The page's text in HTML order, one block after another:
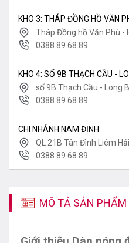
KHO 3: THÁP ĐỒNG HỒ VĂN
Tháp Đồng hồ Văn Phú -
0388.89.68.89
KHO 4: SỐ 9B THẠCH CẦU -
số 9B Thạch Cầu - Long
0388.89.68.89
CHI NHÁNH NAM ĐỊNH
QL 21B Tân Đình Liêm
0388.89.68.89
MÔ TẢ SẢN PHẨM